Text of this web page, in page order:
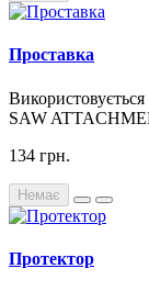
Проставка
SAW
134 грн.
Немає
Протектор